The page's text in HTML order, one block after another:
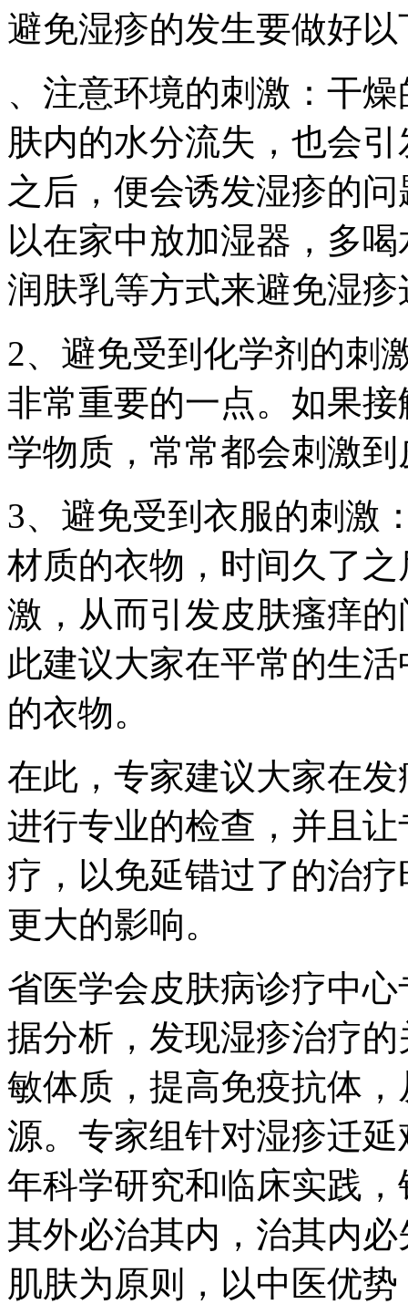
避免湿疹的发生要做好
、注意环境的刺激：干
肤内的水分流失，也会
之后，便会诱发湿疹的
以在家中放加湿器，多
润肤乳等方式来避免湿
2、避免受到化学剂的刺
非常重要的一点。如果
学物质，常常都会刺激
3、避免受到衣服的刺激
材质的衣物，时间久了
激，从而引发皮肤瘙痒
此建议大家在平常的生
的衣物。
在此，专家建议大家在
进行专业的检查，并且
疗，以免延错过了的治
更大的影响。
省医学会皮肤病诊疗中
据分析，发现湿疹治疗
敏体质，提高免疫抗体
源。专家组针对湿疹迁
年科学研究和临床实践
其外必治其内，治其内
肌肤为原则，以中医优